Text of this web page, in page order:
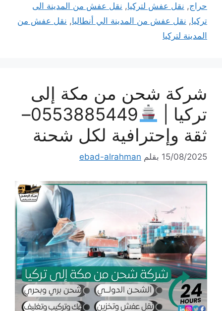
حراج, نقل عفش لتركيا, نقل عفش من المدينة الى
تركيا, نقل عفش من المدينة الي أنطاليا, نقل عفش من
المدينة لتركيا
شركة شحن من مكة إلى
تركيا |
0553885449–
ثقة وإحترافية لكل شحنة
15/08/2025 بقلم ebad-alrahman